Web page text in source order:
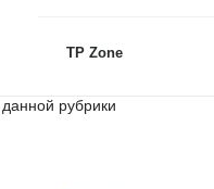
TP Zone
рубрики